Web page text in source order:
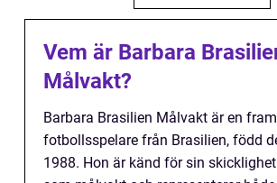
Vem är Barbara
Målvakt?
Barbara Brasilien Målvakt är en
fotbollsspelare från Brasilien, född
1988. Hon är känd för sin